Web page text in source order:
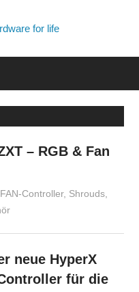
Media
–
for
life
– RGB & Fan
FAN-Controller, Shrouds,
neue HyperX
für die